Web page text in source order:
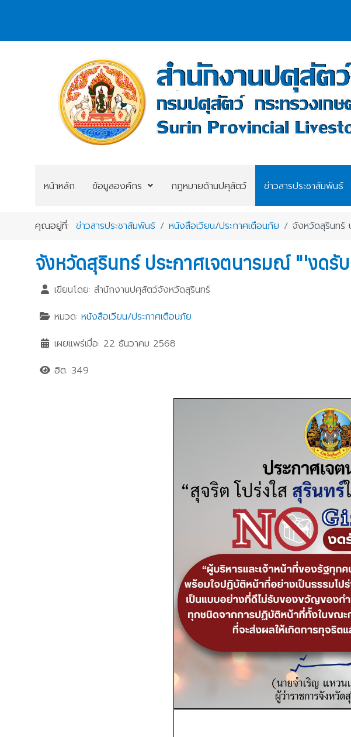
หน้าหลัก ข้อมูลองค์กร กฎหมายด้านปศุสัตว์ ข่าวสารประชาสัมพันธ์
คุณอยู่ที่:ข่าวสารประชาสัมพันธ์ หนังสือเวียน/ประกาศเตือนภัย จังหวัดสุรินทร์
จังหวัดสุรินทร์ ประกาศเจตนารมณ์ "'งดรั
เขียนโดย: สำนักงานปศุสัตว์จังหวัดสุรินทร์
หมวด:หนังสือเวียน/ประกาศเตือนภัย
เผยแพร่เมื่อ: 22 ธันวาคม 2568
ฮิต: 349